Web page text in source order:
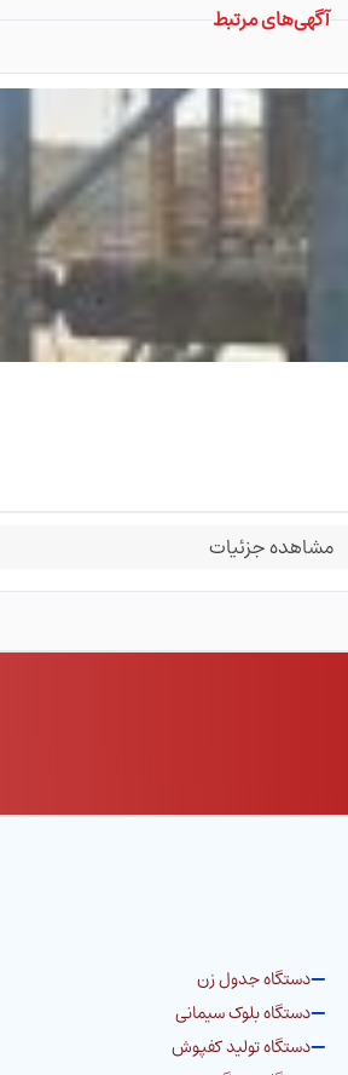
آگهی‌های مرتبط
مشاهده جزئیات
دستگاه جدول زن
دستگاه بلوک سیمانی
دستگاه تولید کفپوش